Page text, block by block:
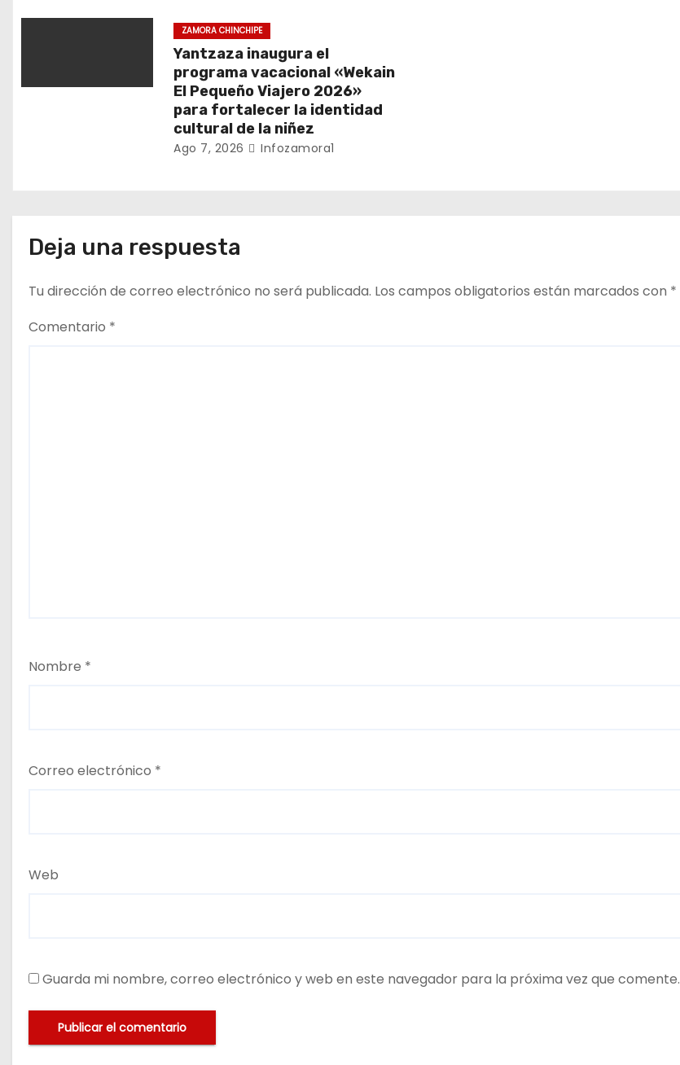
s
ZAMORA CHINCHIPE
Yantzaza inaugura el
programa vacacional «Wekain
El Pequeño Viajero 2026»
para fortalecer la identidad
cultural de la niñez
Ago 7, 2026 Infozamora1
Deja una respuesta
Tu dirección de correo electrónico no será publicada. Los campos obligatorios están marcados con *
Comentario *
Nombre *
Correo electrónico *
Web
Guarda mi nombre, correo electrónico y web en este navegador para la próxima vez que comente.